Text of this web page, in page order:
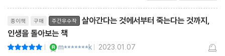
종이책 구매 주간우수작
살아간다는 것에서부터 죽는다는 것까지,
인생을 돌아보는 책
| m*******k | 2023.01.07